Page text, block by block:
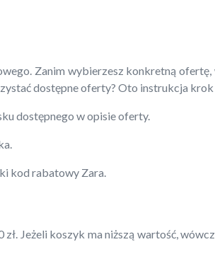
Zanim wybierzesz konkretną
dostępne oferty? Oto instrukcja
dostępnego w opisie oferty.
kod rabatowy Zara.
Jeżeli koszyk ma niższą wartość,